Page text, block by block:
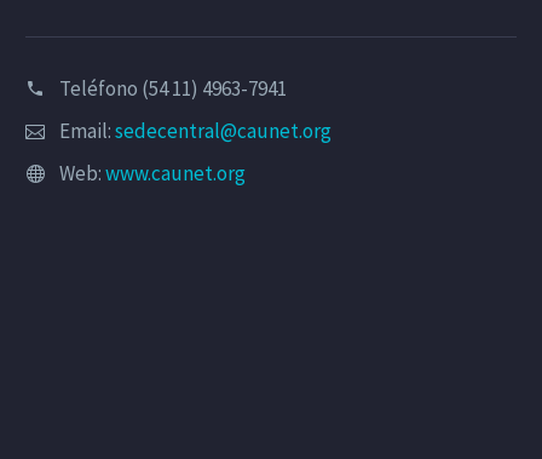
Teléfono (54 11) 4963-7941
Email:sedecentral@caunet.org
Web:www.caunet.org